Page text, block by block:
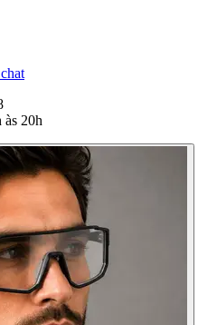
às 20h